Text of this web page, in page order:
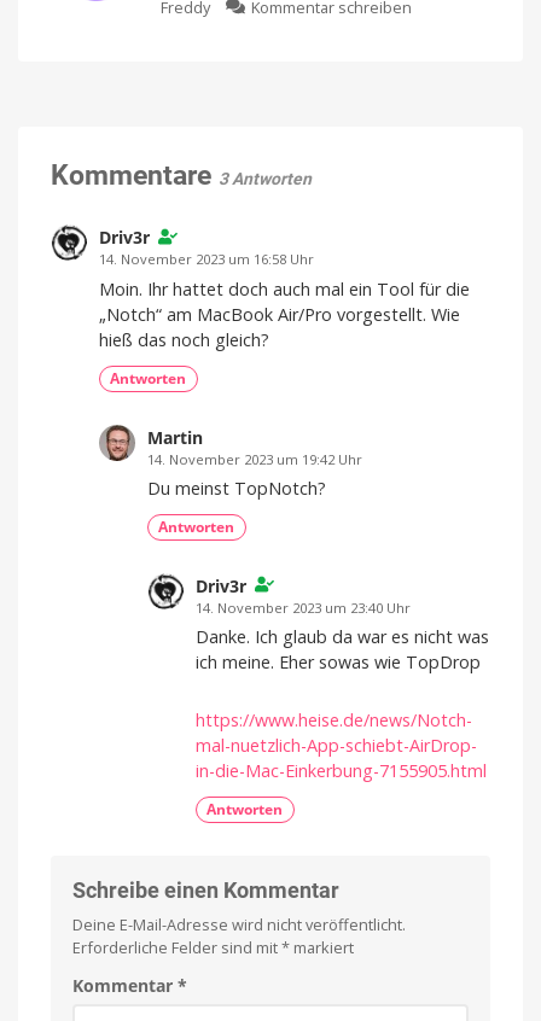
offen
„Muse
und
Freddy
Kommentar schreiben
Aktion
BundleHunt
Kommentare 3 Antworten
Driv3r
14. November 2023 um 16:58 Uhr
Moin. Ihr hattet doch auch mal ein Tool für die
„Notch“ am MacBook Air/Pro vorgestellt. Wie
hieß das noch gleich?
Antworten
Martin
14. November 2023 um 19:42 Uhr
Du meinst TopNotch?
Antworten
Driv3r
14. November 2023 um 23:40 Uhr
Danke. Ich glaub da war es nicht was
ich meine. Eher sowas wie TopDrop
https://www.heise.de/news/Notch-
mal-nuetzlich-App-schiebt-AirDrop-
in-die-Mac-Einkerbung-7155905.html
Antworten
Schreibe einen Kommentar
Deine E-Mail-Adresse wird nicht veröffentlicht.
Erforderliche Felder sind mit* markiert
Kommentar *